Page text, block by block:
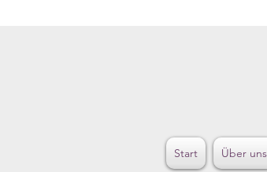
Start Über uns